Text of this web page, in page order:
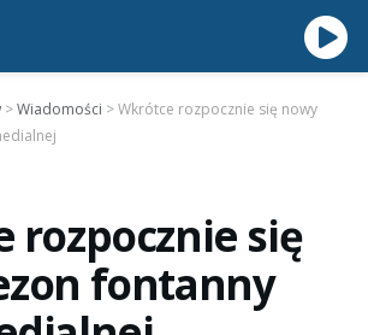
>Wiadomości >Wkrótce rozpocznie się nowy
rozpocznie się
fontanny